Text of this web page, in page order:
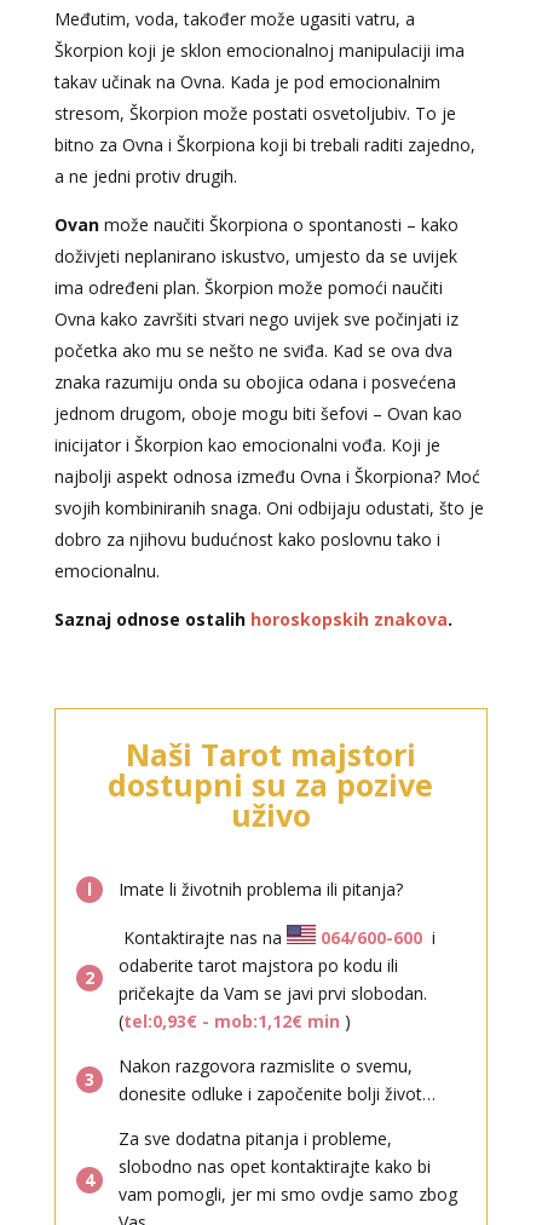
Međutim, voda, također može ugasiti vatru, a
Škorpion koji je sklon emocionalnoj manipulaciji ima
takav učinak na Ovna. Kada je pod emocionalnim
stresom, Škorpion može postati osvetoljubiv. To je
bitno za Ovna i Škorpiona koji bi trebali raditi zajedno,
a ne jedni protiv drugih.
Ovanmože naučiti Škorpiona o spontanosti – kako
doživjeti neplanirano iskustvo, umjesto da se uvijek
ima određeni plan. Škorpion može pomoći naučiti
Ovna kako završiti stvari nego uvijek sve počinjati iz
početka ako mu se nešto ne sviđa. Kad se ova dva
znaka razumiju onda su obojica odana i posvećena
jednom drugom, oboje mogu biti šefovi – Ovan kao
inicijator i Škorpion kao emocionalni vođa. Koji je
najbolji aspekt odnosa između Ovna i Škorpiona? Moć
svojih kombiniranih snaga. Oni odbijaju odustati, što je
dobro za njihovu budućnost kako poslovnu tako i
emocionalnu.
Saznaj odnose ostalih horoskopskih znakova.
Naši Tarot majstori
dostupni su za pozive
uživo
l Imate li životnih problema ili pitanja?
2
Kontaktirajte nas na 064/600-600 i
odaberite tarot majstora po kodu ili
pričekajte da Vam se javi prvi slobodan.
(tel:0,93€ - mob:1,12€ min )
3
Nakon razgovora razmislite o svemu,
donesite odluke i započenite bolji život…
4
Za sve dodatna pitanja i probleme,
slobodno nas opet kontaktirajte kako bi
vam pomogli, jer mi smo ovdje samo zbog
Tarot savjetnik je zauzet
TEHNIKE:asrologija; numerologija, tarot
VESNA
TEHNIKE: numerologija, anđeoski i ljubavni tarot, visak, yi
ching, knjiga promjena mudrosti, rune, izrada runskih
amajlija